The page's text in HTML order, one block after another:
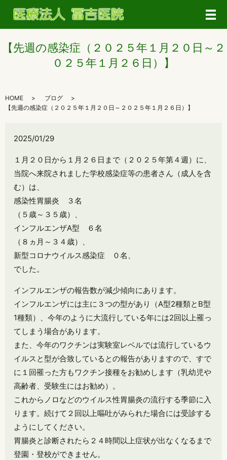
メ
【先週の感染症（２０２５年１月２０日～２
０２５年１月２６日）】
HOME
ブログ
【先週の感染症（２０２５年１月２０日～２０２５年１月２６日）】
2025/01/29
１月２０日から１月２６日まで （２０２５年第４週）に、
当院へ来院されました学校感染症等の患者さん （成人を含
む）は、
感染性胃腸炎 ３名
（５歳～３５歳）、
インフルエンザA型 ６名
（８ヵ月～３４歳）、
新型コロナウイルス感染症 ０名、
でした。
インフルエンザの報告数が減少傾向にあります。
インフルエンザには主に３つの型があり（A型2種類とB型
1種類）、今年のように大流行している年には2回以上罹っ
てしまう場合があります。
また、今年のワクチンは実験室レベルでは流行しているウ
イルスと型が合致しているとの報告がありますので、すで
に１回罹った方もワクチン接種をお勧めします（乳幼児や
高齢者、受験生にはお勧め）。
これからノロなどのウイルス性胃腸炎の流行する季節に入
ります。続けて２回以上嘔吐がみられた場合には受診する
ようにしてください。
胃腸炎と診断されたら２４時間以上症状が出なくなるまで
登園・登校ができません。